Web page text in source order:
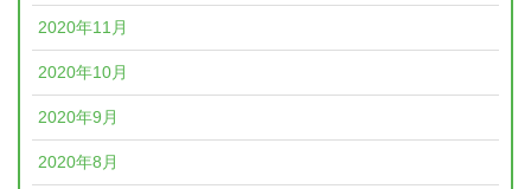
2020年11月
2020年10月
2020年9月
2020年8月